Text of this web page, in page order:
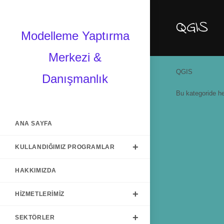
Modelleme Yaptırma
Merkezi &
Danışmanlık
ANA SAYFA
KULLANDIĞIMIZ PROGRAMLAR
HAKKIMIZDA
HIZMETLERIMIZ
SEKTÖRLER
QGIS
QGIS
Bu kategoride